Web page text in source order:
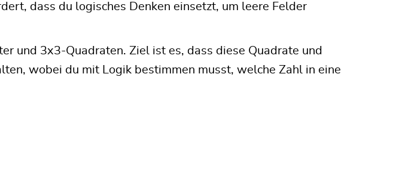
dass du logisches Denken einsetzt, um leere Felder
und 3x3-Quadraten. Ziel ist es, dass diese Quadrate und
wobei du mit Logik bestimmen musst, welche Zahl in eine